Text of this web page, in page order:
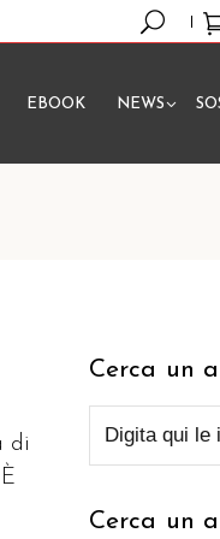
prodotto nel
EBOOK NEWS
di
Cerca un
Cerca un